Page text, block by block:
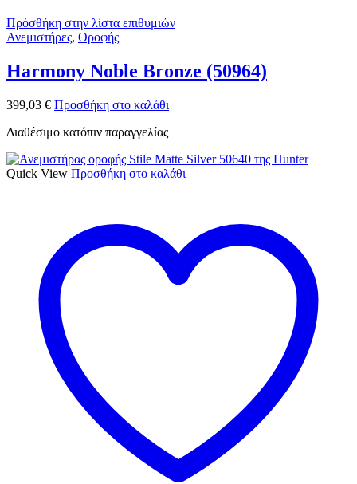
Πρόσθήκη στην λίστα επιθυμιών
Ανεμιστήρες, Οροφής
Harmony Noble Bronze (50964)
399,03 € Προσθήκη στο καλάθι
Διαθέσιμο κατόπιν παραγγελίας
Quick View Προσθήκη στο καλάθι